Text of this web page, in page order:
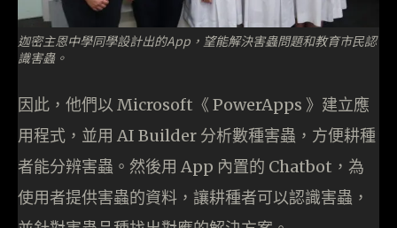
迦密主恩中學同學設計出的App，望能解決害蟲問題和教育市民認
識害蟲。
因此，他們以 Microsoft《 PowerApps 》建立應
用程式，並用 AI Builder 分析數種害蟲，方便耕種
者能分辨害蟲。然後用 App 內置的 Chatbot，為
使用者提供害蟲的資料，讓耕種者可以認識害蟲，